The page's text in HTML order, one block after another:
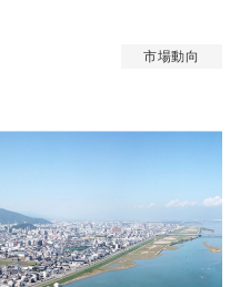
市場動向